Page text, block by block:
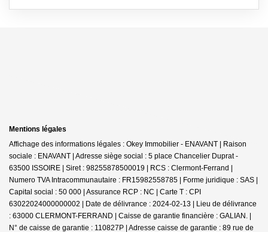
Mentions légales
Affichage des informations légales : Okey Immobilier - ENAVANT | Raison
sociale : ENAVANT | Adresse siège social : 5 place Chancelier Duprat -
63500 ISSOIRE | Siret : 98255878500019 | RCS : Clermont-Ferrand |
Numero TVA Intracommunautaire : FR15982558785 | Forme juridique : SAS |
Capital social : 50 000 | Assurance RCP : NC | Carte T : CPI
63022024000000002 | Date de délivrance : 2024-02-13 | Lieu de délivrance
: 63000 CLERMONT-FERRAND | Caisse de garantie financière : GALIAN. |
N° de caisse de garantie : 110827P | Adresse caisse de garantie : 89 rue de